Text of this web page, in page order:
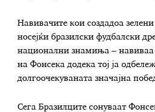
Навивачите кои создадоа
носејќи бразилски фудбалски
национални знамиња – навиваа
на Фонсека додека тој ја
долгоочекуваната значајна
Сега Бразилците сонуваат